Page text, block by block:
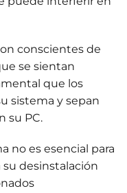
conscientes de
se sientan
que los
sistema y sepan
su PC.
no es esencial para
desinstalación